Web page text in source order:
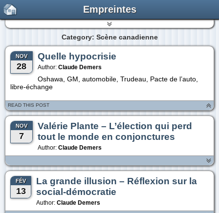
Empreintes
Category: Scène canadienne
NOV
28
Quelle hypocrisie
Author: Claude Demers
Oshawa, GM, automobile, Trudeau, Pacte de l’auto,
libre-échange
READ THIS POST
NOV
7
Valérie Plante – L’élection qui perd
tout le monde en conjonctures
Author: Claude Demers
FÉV
13
La grande illusion – Réflexion sur la
social-démocratie
Author: Claude Demers